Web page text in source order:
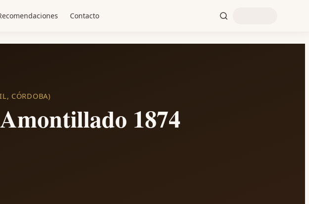
Contacto
CÓRDOBA)
1874